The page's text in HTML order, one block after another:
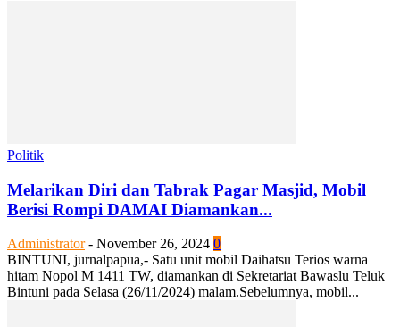
Politik
Melarikan Diri dan Tabrak Pagar Masjid, Mobil
Berisi Rompi DAMAI Diamankan...
Administrator - November 26, 2024 0
BINTUNI, jurnalpapua,- Satu unit mobil Daihatsu Terios warna
hitam Nopol M 1411 TW, diamankan di Sekretariat Bawaslu Teluk
Bintuni pada Selasa (26/11/2024) malam.Sebelumnya, mobil...